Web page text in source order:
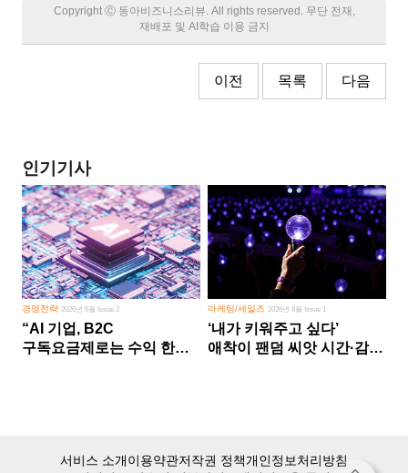
Copyright Ⓒ 동아비즈니스리뷰. All rights reserved. 무단 전재,
재배포 및 AI학습 이용 금지
이전 목록 다음
인기기사
경영전략 2026년 5월 Issue 2
“AI 기업, B2C
구독요금제로는 수익 한계
마케팅/세일즈 2026년 8월 Issue 1
‘내가 키워주고 싶다’
애착이 팬덤 씨앗 시간·감정
서비스 소개이용약관저작권 정책개인정보처리방침